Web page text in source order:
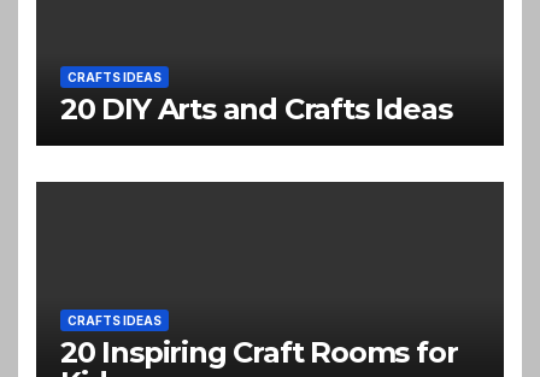
CRAFTS IDEAS
20 DIY Arts and Crafts Ideas
CRAFTS IDEAS
20 Inspiring Craft Rooms for